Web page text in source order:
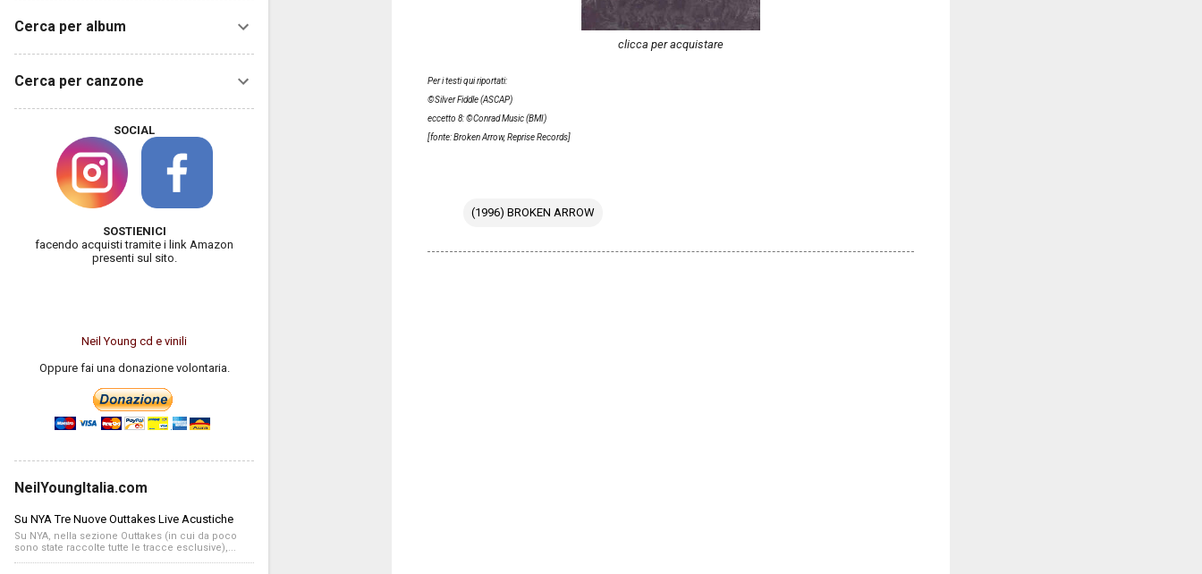
clicca per acquistare
Per i testi qui riportati:
©Silver Fiddle (ASCAP)
eccetto 8: ©Conrad Music (BMI)
[fonte: Broken Arrow, Reprise Records]
(1996) BROKEN ARROW
Cerca per album
Cerca per canzone
SOCIAL
SOSTIENICI
facendo acquisti tramite i link Amazon
presenti sul sito.
Neil Young cd e vinili
Oppure fai una donazione volontaria.
NeilYoungItalia.com
Su NYA Tre Nuove Outtakes Live Acustiche
Su NYA, nella sezione Outtakes (in cui da poco
sono state raccolte tutte le tracce esclusive),...